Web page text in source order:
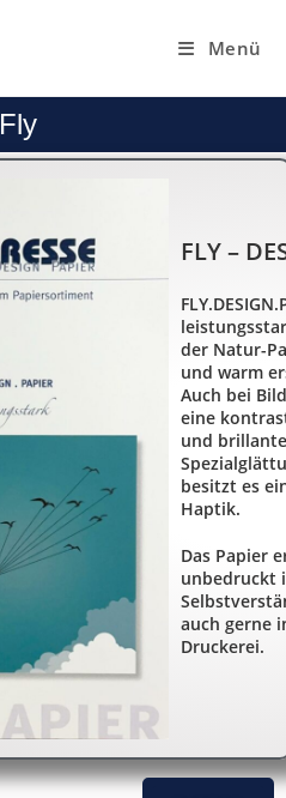
Menü
Fly
FLY –
der Natur-
und warm
Auch bei
eine
und
besitzt es
Haptik.
Das Papier
unbedruckt
auch gerne
Druckerei.